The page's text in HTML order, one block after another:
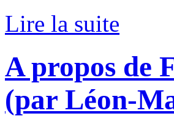
Lire la suite
A propos de
(par Léon-